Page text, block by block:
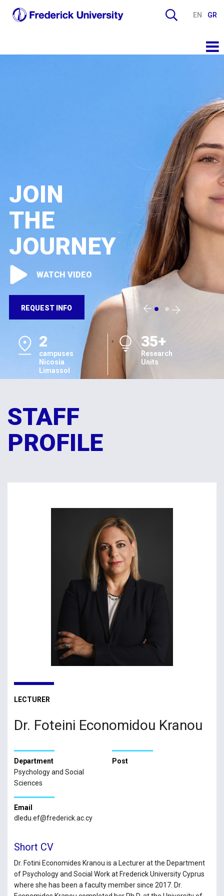
EN GR
JOIN
THE
JOURNEY
WATCH VIDEO
REQUEST INFO
2
campuses
Nicosia
Limassol
35+
Research
Units
STAFF
PROFILE
LECTURER
Dr. Foteini Economidou Kranou
Department
Psychology and Social
Sciences
Post
Email
dledu.ef@frederick.ac.cy
Short CV
Dr. Fotini Economides Kranou is a Lecturer at the Department
of Psychology and Social Work at Frederick University Cyprus
where she has been a faculty member since 2017. Dr.